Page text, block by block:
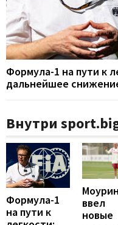
Формула-1 на пути к
дальнейшее
Внутри
Формула-1
на пути к
ввел
новые